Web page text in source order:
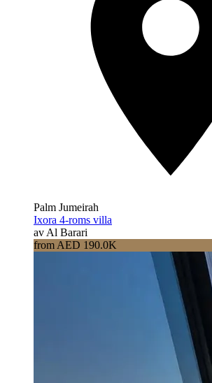
Palm Jumeirah
Ixora 4-roms villa
av Al Barari
from AED 190.0K